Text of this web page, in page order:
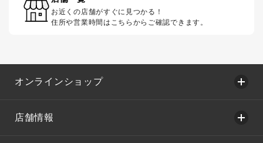
お近くの店舗がすぐに見つかる！
住所や営業時間はこちらからご確認できます。
オンラインショップ
店舗情報